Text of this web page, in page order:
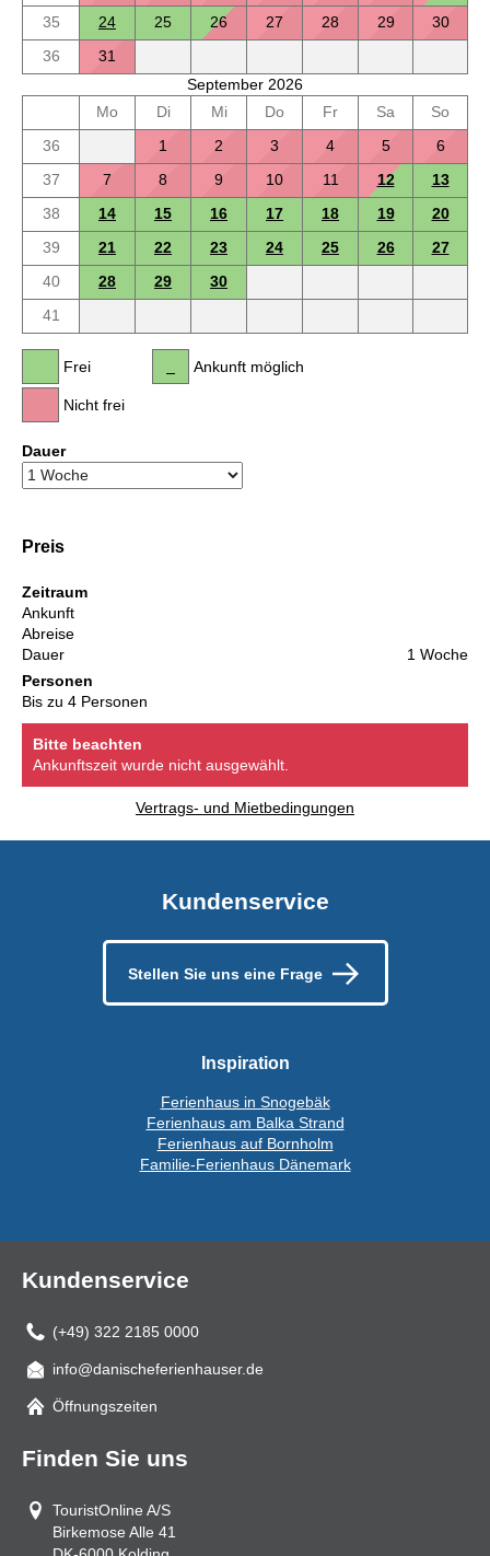
35
24 25 26 27 28 29
30
36
31
September 2026
Mo
Di Mi Do Fr Sa
So
36
1 2 3 4 5
6
37
7 8 9 10 11 12
13
38
14 15 16 17 18 19
20
39
21 22 23 24 25 26
27
40
28 29
30
41
Frei
Nicht frei
Ankunft möglich
Dauer
Preis
Zeitraum
Ankunft
Abreise
Dauer
1 Woche
Personen
Bis zu 4 Personen
Bitte beachten
Ankunftszeit wurde nicht ausgewählt.
Vertrags- und Mietbedingungen
Kundenservice
Stellen Sie uns eine Frage
Inspiration
Ferienhaus in Snogebäk
Ferienhaus am Balka Strand
Ferienhaus auf Bornholm
Familie-Ferienhaus Dänemark
Kundenservice
(+49) 322 2185 0000
Mail
info@danischeferienhauser.de
Öffnungszeiten
Finden Sie uns
TouristOnline A/S
Birkemose Alle 41